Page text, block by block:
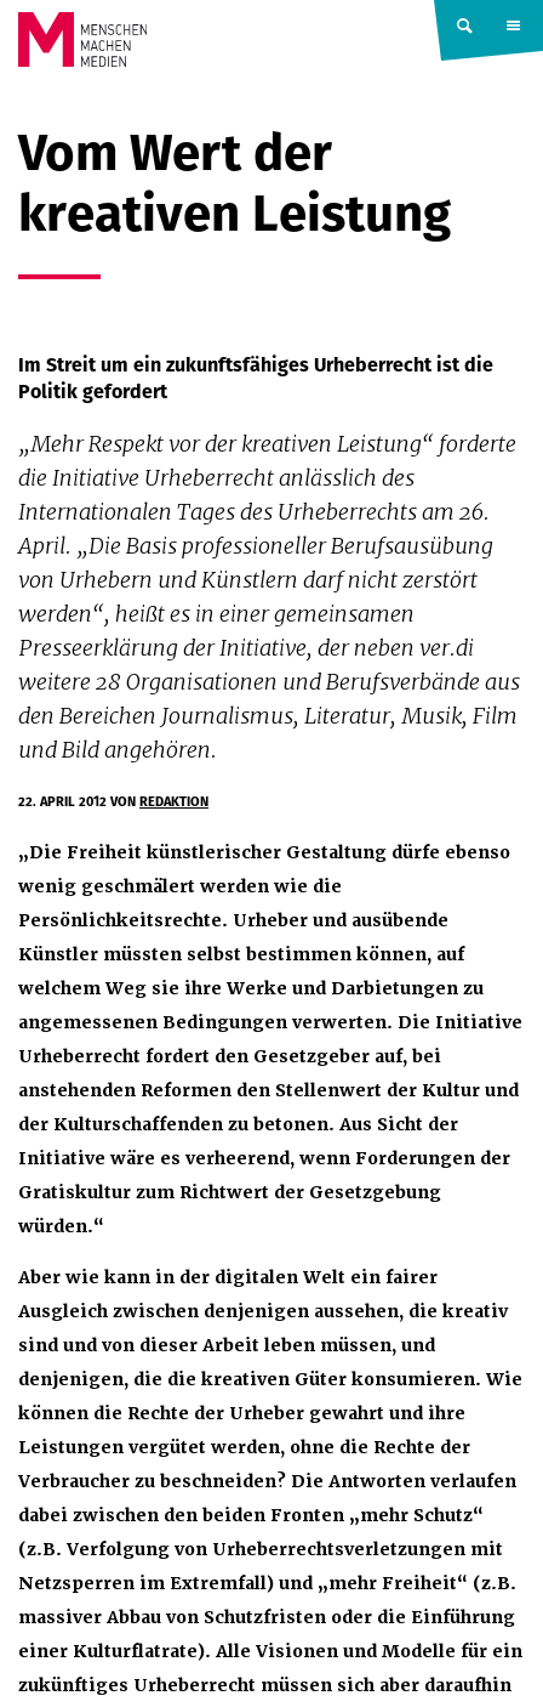
Springe zum Inhalt
MACHEN
MEDIEN
Vom Wert der
kreativen Leistung
Im Streit um ein zukunftsfähiges Urheberrecht ist die
Politik gefordert
„Mehr Respekt vor der kreativen Leistung“ forderte
die Initiative Urheberrecht anlässlich des
Internationalen Tages des Urheberrechts am 26.
April. „Die Basis professioneller Berufsausübung
von Urhebern und Künstlern darf nicht zerstört
werden“, heißt es in einer gemeinsamen
Presseerklärung der Initiative, der neben ver.di
weitere 28 Organisationen und Berufsverbände aus
den Bereichen Journalismus, Literatur, Musik, Film
und Bild angehören.
22. APRIL 2012VONREDAKTION
„Die Freiheit künstlerischer Gestaltung dürfe ebenso
wenig geschmälert werden wie die
Persönlichkeitsrechte. Urheber und ausübende
Künstler müssten selbst bestimmen können, auf
welchem Weg sie ihre Werke und Darbietungen zu
angemessenen Bedingungen verwerten. Die Initiative
Urheberrecht fordert den Gesetzgeber auf, bei
anstehenden Reformen den Stellenwert der Kultur und
der Kulturschaffenden zu betonen. Aus Sicht der
Initiative wäre es verheerend, wenn Forderungen der
Gratiskultur zum Richtwert der Gesetzgebung
würden.“
Aber wie kann in der digitalen Welt ein fairer
Ausgleich zwischen denjenigen aussehen, die kreativ
sind und von dieser Arbeit leben müssen, und
denjenigen, die die kreativen Güter konsumieren. Wie
können die Rechte der Urheber gewahrt und ihre
Leistungen vergütet werden, ohne die Rechte der
Verbraucher zu beschneiden? Die Antworten verlaufen
dabei zwischen den beiden Fronten „mehr Schutz“
(z.B. Verfolgung von Urheberrechtsverletzungen mit
Netzsperren im Extremfall) und „mehr Freiheit“ (z.B.
massiver Abbau von Schutzfristen oder die Einführung
einer Kulturflatrate). Alle Visionen und Modelle für ein
zukünftiges Urheberrecht müssen sich aber daraufhin